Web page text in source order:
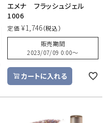
エメナ フラッシュジェル
1006
定価 ¥1,746
販売期間
2023/07/09 0:00〜
カートに入れる